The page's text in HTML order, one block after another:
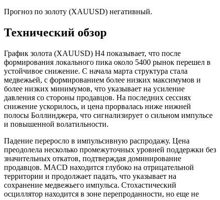
Прогноз по золоту (XAUUSD) негативный.
Технический обзор
График золота (XAUUSD) H4 показывает, что после
формирования локального пика около 5400 рынок перешел в
устойчивое снижение. С начала марта структура стала
медвежьей, с формированием более низких максимумов и
более низких минимумов, что указывает на усиление
давления со стороны продавцов. На последних сессиях
снижение ускорилось, и цена прорвалась ниже нижней
полосы Боллинджера, что сигнализирует о сильном импульсе
и повышенной волатильности.
Падение переросло в импульсивную распродажу. Цена
преодолела несколько промежуточных уровней поддержки без
значительных откатов, подтверждая доминирование
продавцов. MACD находится глубоко на отрицательной
территории и продолжает падать, что указывает на
сохранение медвежьего импульса. Стохастический
осциллятор находится в зоне перепроданности, но еще не